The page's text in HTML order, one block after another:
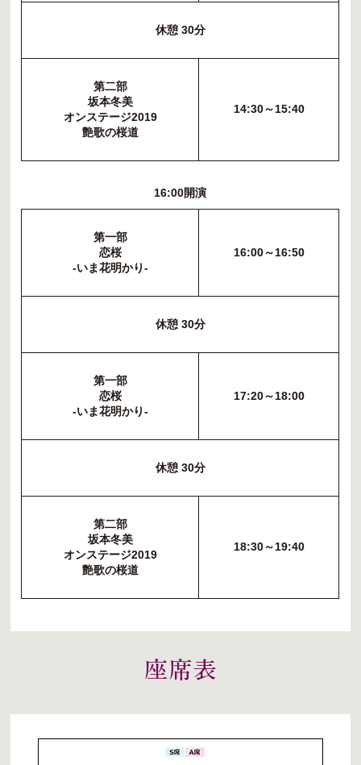
休憩 30分
第二部
坂本冬美
オンステージ2019
艶歌の桜道
14:30～15:40
16:00開演
第一部
恋桜
-いま花明かり-
16:00～16:50
休憩 30分
第一部
恋桜
-いま花明かり-
17:20～18:00
休憩 30分
第二部
坂本冬美
オンステージ2019
艶歌の桜道
18:30～19:40